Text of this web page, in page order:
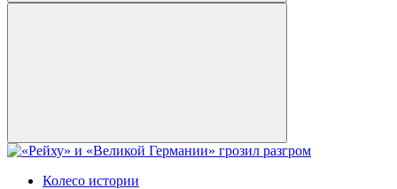
Колесо истории